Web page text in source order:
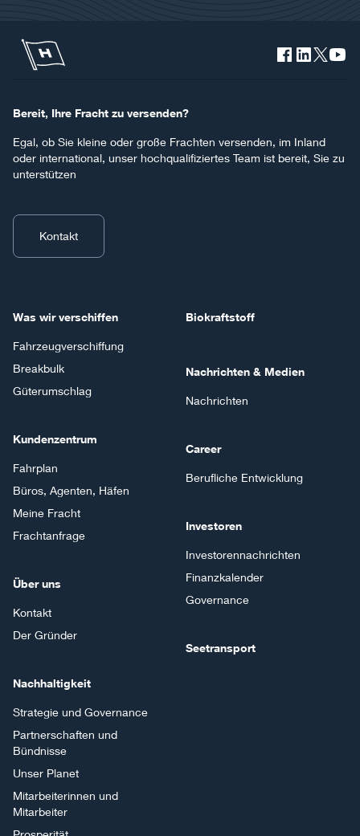
Bereit, Ihre Fracht zu versenden?
Egal, ob Sie kleine oder große Frachten versenden, im Inland
oder international, unser hochqualifiziertes Team ist bereit, Sie zu
unterstützen
Kontakt
Was wir verschiffen
Fahrzeugverschiffung
Breakbulk
Güterumschlag
Kundenzentrum
Fahrplan
Büros, Agenten, Häfen
Meine Fracht
Frachtanfrage
Über uns
Kontakt
Der Gründer
Nachhaltigkeit
Strategie und Governance
Partnerschaften und
Bündnisse
Unser Planet
Mitarbeiterinnen und
Mitarbeiter
Biokraftstoff
Nachrichten & Medien
Nachrichten
Career
Berufliche Entwicklung
Investoren
Investorennachrichten
Finanzkalender
Governance
Seetransport